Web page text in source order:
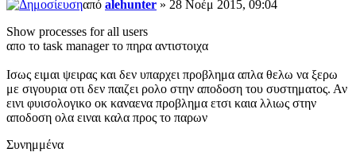
από alehunter » 28 Νοέμ 2015, 09:04
Show processes for all users
απο το task manager το πηρα αντιστοιχα
Ισως ειμαι ψειρας και δεν υπαρχει προβλημα απλα θελω να ξερω
με σιγουρια οτι δεν παιζει ρολο στην αποδοση του συστηματος. Αν
εινι φυισολογικο οκ καναενα προβλημα ετσι καια λλιως στην
αποδοση ολα ειναι καλα προς το παρων
Συνημμένα